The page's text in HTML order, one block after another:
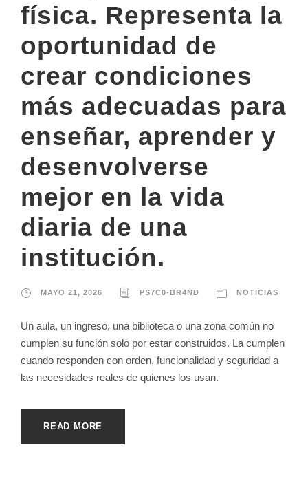
física. Representa la
oportunidad de
crear condiciones
más adecuadas para
enseñar, aprender y
desenvolverse
mejor en la vida
diaria de una
institución.
MAYO 21, 2026 PS7C0-BR4ND NOTICIAS
Un aula, un ingreso, una biblioteca o una zona común no
cumplen su función solo por estar construidos. La cumplen
cuando responden con orden, funcionalidad y seguridad a
las necesidades reales de quienes los usan.
READ MORE